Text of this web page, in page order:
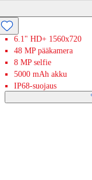
6.1" HD+ 1560x720
48 MP pääkamera
8 MP selfie
5000 mAh akku
IP68-suojaus